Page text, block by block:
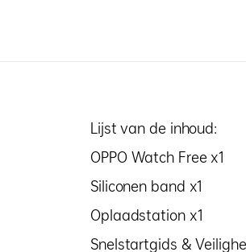
Lijst van de inhoud:
OPPO Watch Free x1
Siliconen band x1
Oplaadstation x1
Snelstartgids &